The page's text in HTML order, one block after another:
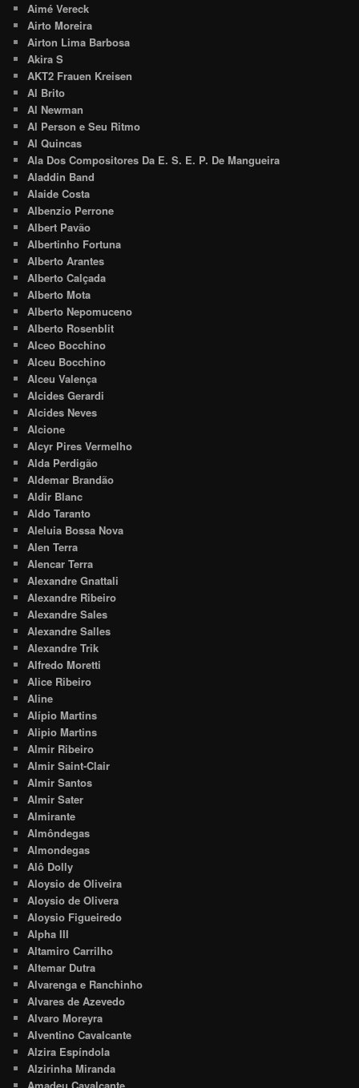
Aimé Vereck
Airto Moreira
Airton Lima Barbosa
Akira S
AKT2 Frauen Kreisen
Al Brito
Al Newman
Al Person e Seu Ritmo
Al Quincas
Ala Dos Compositores Da E. S. E. P. De Mangueira
Aladdin Band
Alaide Costa
Albenzio Perrone
Albert Pavão
Albertinho Fortuna
Alberto Arantes
Alberto Calçada
Alberto Mota
Alberto Nepomuceno
Alberto Rosenblit
Alceo Bocchino
Alceu Bocchino
Alceu Valença
Alcides Gerardi
Alcides Neves
Alcione
Alcyr Pires Vermelho
Alda Perdigão
Aldemar Brandão
Aldir Blanc
Aldo Taranto
Aleluia Bossa Nova
Alen Terra
Alencar Terra
Alexandre Gnattali
Alexandre Ribeiro
Alexandre Sales
Alexandre Salles
Alexandre Trik
Alfredo Moretti
Alice Ribeiro
Aline
Alípio Martins
Alipio Martins
Almir Ribeiro
Almir Saint-Clair
Almir Santos
Almir Sater
Almirante
Almôndegas
Almondegas
Alô Dolly
Aloysio de Oliveira
Aloysio de Olivera
Aloysio Figueiredo
Alpha III
Altamiro Carrilho
Altemar Dutra
Alvarenga e Ranchinho
Alvares de Azevedo
Alvaro Moreyra
Alventino Cavalcante
Alzira Espíndola
Alzirinha Miranda
Amadeu Cavalcante